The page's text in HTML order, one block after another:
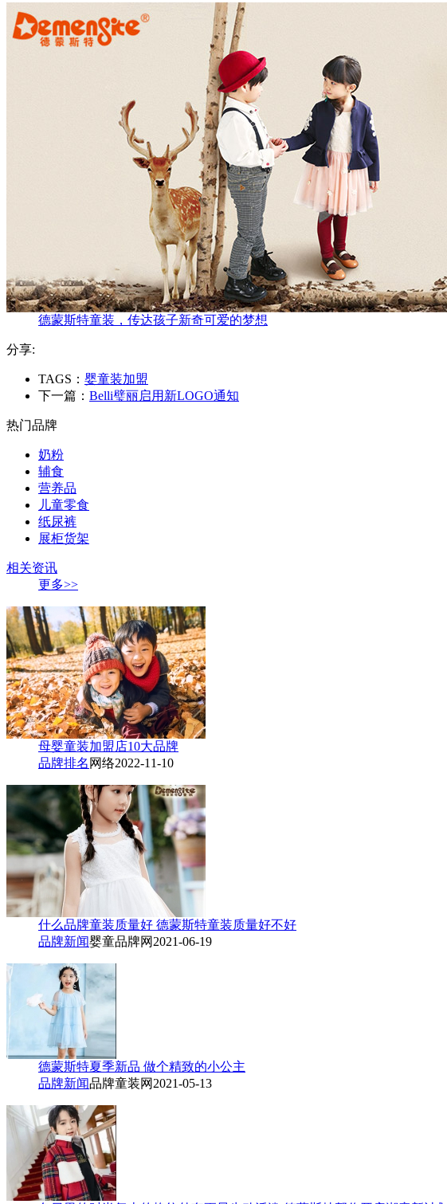
德蒙斯特童装，传达孩子新奇可爱的梦想
分享:
TAGS： 婴童装加盟
下一篇： Belli璧丽启用新LOGO通知
热门品牌
奶粉
辅食
营养品
儿童零食
纸尿裤
展柜货架
相关资讯
更多>>
母婴童装加盟店10大品牌
品牌排名 网络2022-11-10
什么品牌童装质量好 德蒙斯特童装质量好不好
品牌新闻婴童品牌网 2021-06-19
德蒙斯特夏季新品 做个精致的小公主
品牌新闻品牌童装网 2021-05-13